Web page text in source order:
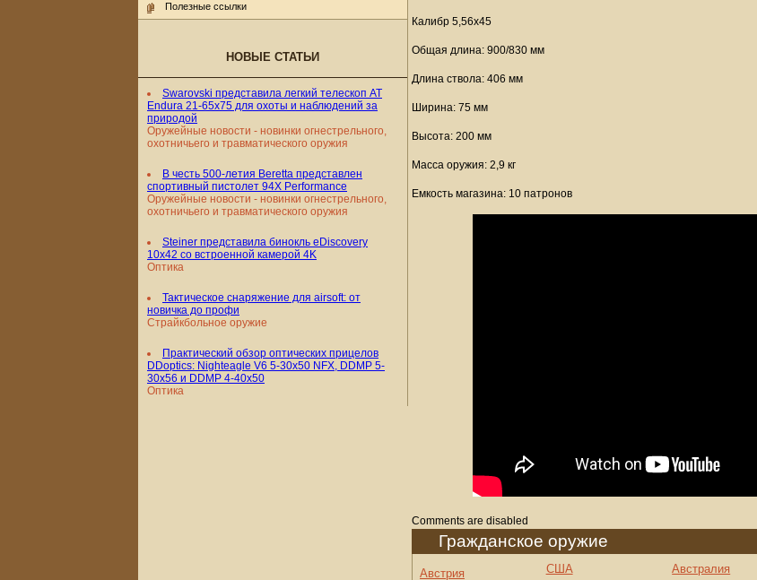
Калибр 5,56x45
Общая длина: 900/830 мм
Длина ствола: 406 мм
Ширина: 75 мм
Высота: 200 мм
Масса оружия: 2,9 кг
Емкость магазина: 10 патронов
Comments are disabled
Гражданское оружие
Австрия США Австралия
Полезные ссылки
НОВЫЕ СТАТЬИ
Swarovski представила легкий телескоп AT
Endura 21-65x75 для охоты и наблюдений за
природой
Оружейные новости - новинки огнестрельного,
охотничьего и травматического оружия
В честь 500-летия Beretta представлен
спортивный пистолет 94X Performance
Оружейные новости - новинки огнестрельного,
охотничьего и травматического оружия
Steiner представила бинокль eDiscovery
10x42 со встроенной камерой 4K
Оптика
Тактическое снаряжение для airsoft: от
новичка до профи
Страйкбольное оружие
Практический обзор оптических прицелов
DDoptics: Nighteagle V6 5-30x50 NFX, DDMP 5-
30x56 и DDMP 4-40x50
Оптика